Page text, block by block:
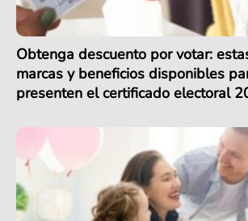
Obtenga descuento por votar:
marcas y beneficios disponibles
presenten el certificado electoral